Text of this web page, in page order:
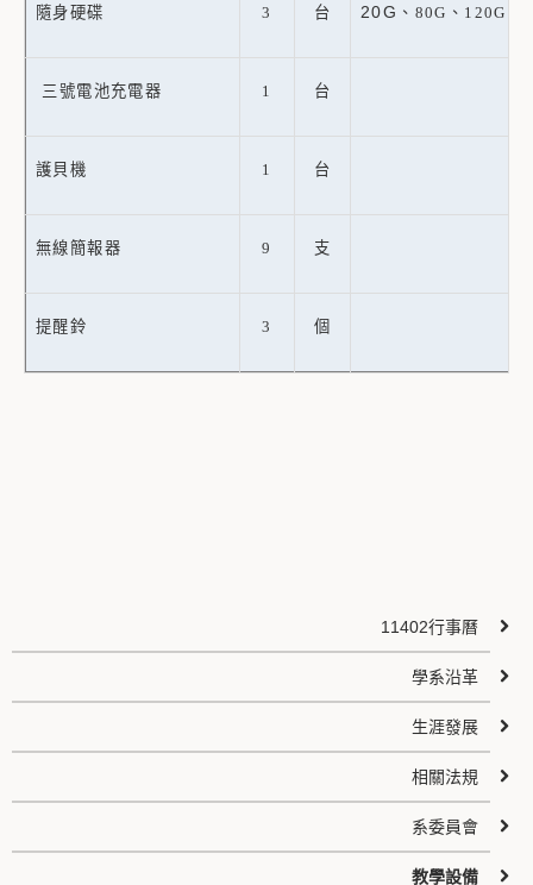
隨身硬碟 3 台 20G 、80G、120G
三號電池充電器 1 台
護貝機 1 台
無線簡報器 9 支
提醒鈴 3 個
11402行事曆
學系沿革
生涯發展
相關法規
系委員會
教學設備